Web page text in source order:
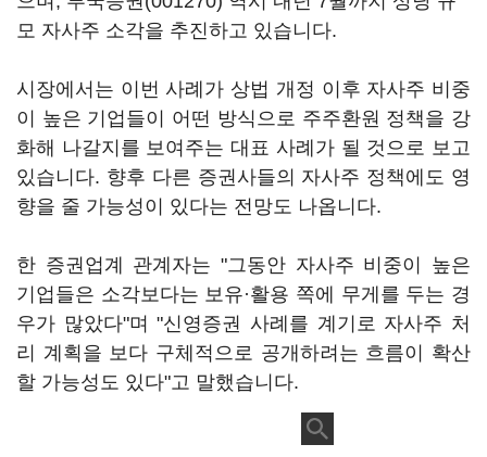
모 자사주 소각을 추진하고 있습니다.
시장에서는 이번 사례가 상법 개정 이후 자사주 비중
이 높은 기업들이 어떤 방식으로 주주환원 정책을 강
화해 나갈지를 보여주는 대표 사례가 될 것으로 보고
있습니다. 향후 다른 증권사들의 자사주 정책에도 영
향을 줄 가능성이 있다는 전망도 나옵니다.
한 증권업계 관계자는 "그동안 자사주 비중이 높은
기업들은 소각보다는 보유·활용 쪽에 무게를 두는 경
우가 많았다"며 "신영증권 사례를 계기로 자사주 처
리 계획을 보다 구체적으로 공개하려는 흐름이 확산
할 가능성도 있다"고 말했습니다.